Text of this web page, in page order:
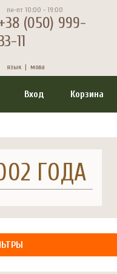
пн-пт 10:00 - 19:00
(050) 999-
11
язык | мова
Вход Корзина
ГОДА